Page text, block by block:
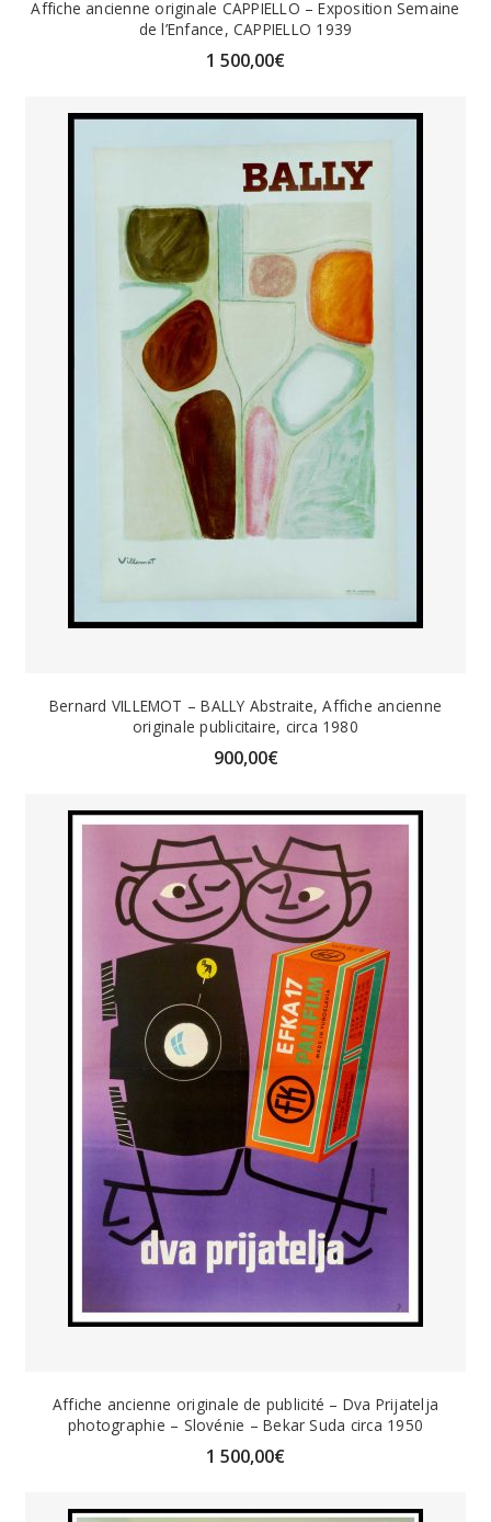
Affiche ancienne originale CAPPIELLO – Exposition Semaine
de l’Enfance, CAPPIELLO 1939
1 500,00€
Bernard VILLEMOT – BALLY Abstraite, Affiche ancienne
originale publicitaire, circa 1980
900,00€
Affiche ancienne originale de publicité – Dva Prijatelja
photographie – Slovénie – Bekar Suda circa 1950
1 500,00€